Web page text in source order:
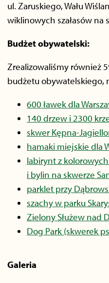
ul. Zaruskiego, Wału
wiklinowych szałasów na
Budżet obywatelski:
Zrealizowaliśmy również
budżetu obywatelskiego,
600 ławek dla
140 drzew i 2300
skwer Kępna-
hamaki miejskie dla
labirynt z
i bylin na skwerze
parklet przy
szachy w parku
Zielony Służew nad
Dog Park (skwerek
Galeria